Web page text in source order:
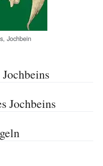
Jochbein
Jochbeins